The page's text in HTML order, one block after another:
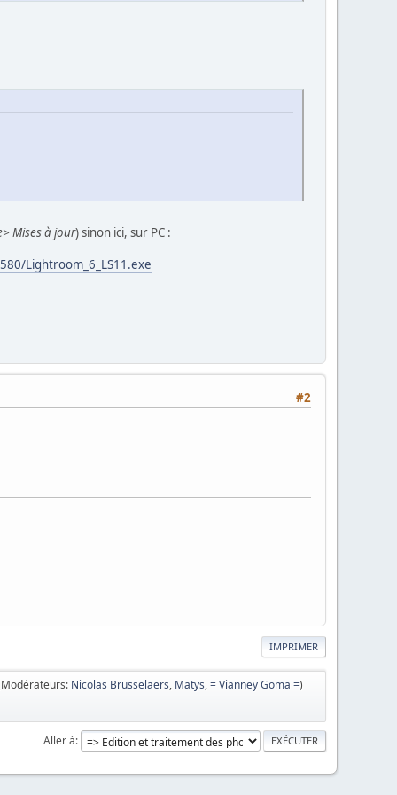
Mises à jour) sinon ici, sur PC :
Lightroom_6_LS11.exe
#2
IMPRIMER
Nicolas Brusselaers, Matys,= Vianney Goma =)
Aller à